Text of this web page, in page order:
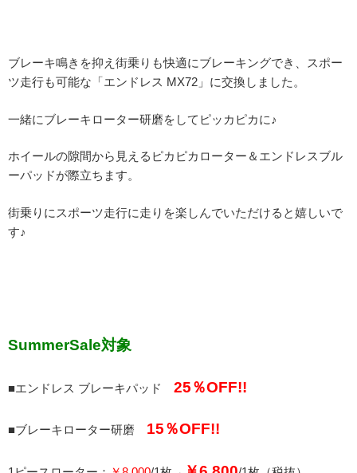
ブレーキ鳴きを抑え街乗りも快適にブレーキングでき、スポー
ツ走行も可能な「エンドレス MX72」に交換しました。
一緒にブレーキローター研磨をしてピッカピカに♪
ホイールの隙間から見えるピカピカローター＆エンドレスブル
ーパッドが際立ちます。
街乗りにスポーツ走行に走りを楽しんでいただけると嬉しいで
す♪
SummerSale対象
■エンドレス ブレーキパッド 25％OFF!!
■ブレーキローター研磨 15％OFF!!